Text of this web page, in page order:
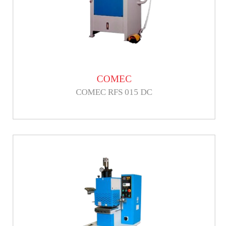
COMEC
COMEC RFS 015 DC